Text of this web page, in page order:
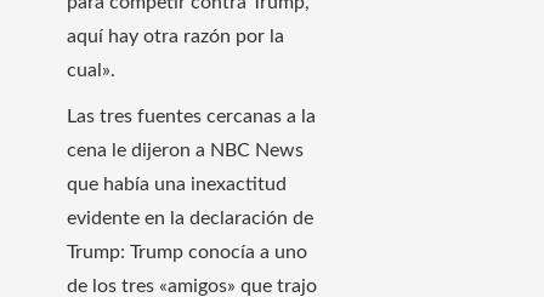
aquí hay otra razón por la
cual».
Las tres fuentes cercanas a la
cena le dijeron a NBC News
que había una inexactitud
evidente en la declaración de
Trump: Trump conocía a uno
de los tres «amigos» que trajo